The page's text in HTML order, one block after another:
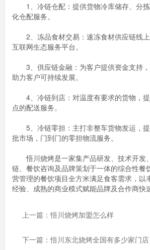
1、冷链仓配：提供货物冷库储存、分
化仓配服务。
2、冻品食材交易：速冻食材供应链线上
互联网生态服务平台。
3、供应链金融：为客户提供资金支持，
助力客户可持续发展。
4、冷链到店：对温度有要求的货物，提
点的配送服务。
5、冷链零担：主打非整车货物发运，提
批市场，门到门的零担物流服务。
悟川烧烤是一家集产品研发、技术开发
链、餐饮咨询及品牌策划于一体的综合性餐
营管理的餐饮项目全方米满足食客需求，以
经验、成熟的商业模式赋能品牌及合作商快
上一篇：悟川烧烤加盟怎么样
下一篇：悟川东北烧烤全国有多少家门店